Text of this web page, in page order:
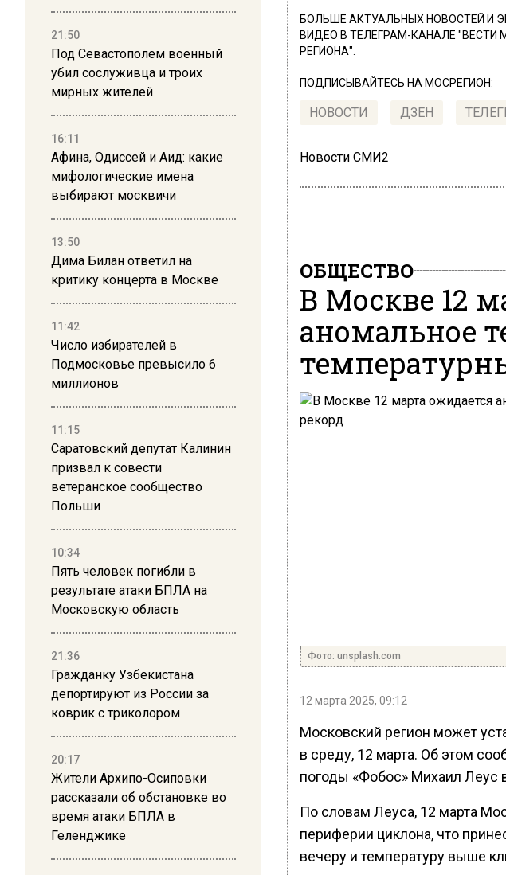
21:50
Под Севастополем военный
убил сослуживца и троих
мирных жителей
16:11
Афина, Одиссей и Аид: какие
мифологические имена
выбирают москвичи
13:50
Дима Билан ответил на
критику концерта в Москве
11:42
Число избирателей в
Подмосковье превысило 6
миллионов
11:15
Саратовский депутат Калинин
призвал к совести
ветеранское сообщество
Польши
10:34
Пять человек погибли в
результате атаки БПЛА на
Московскую область
21:36
Гражданку Узбекистана
депортируют из России за
коврик с триколором
20:17
Жители Архипо-Осиповки
рассказали об обстановке во
время атаки БПЛА в
Геленджике
БОЛЬШЕ АКТУАЛЬНЫХ НОВОСТЕЙ И
ВИДЕО В ТЕЛЕГРАМ-КАНАЛЕ "ВЕСТИ
РЕГИОНА".
ПОДПИСЫВАЙТЕСЬ НА МОСРЕГИОН:
НОВОСТИ ДЗЕН
Новости СМИ2
ОБЩЕСТВО
В Москве 12
аномальное
Фото: unsplash.com
12 марта 2025, 09:12
Московский регион может
в среду, 12 марта. Об этом
погоды «Фобос» Михаил Леус
По словам Леуса, 12 марта
периферии циклона, что
вечеру и температуру выше